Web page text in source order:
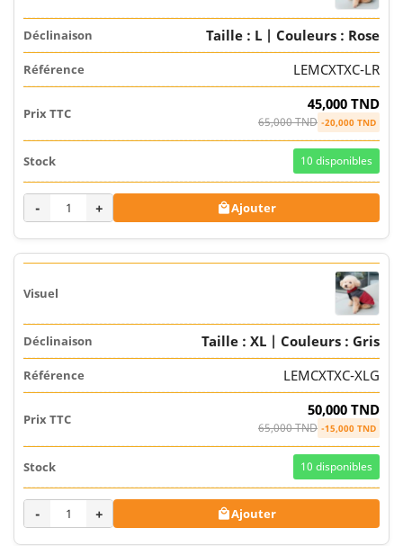
Taille : L | Couleurs : Rose
LEMCXTXC-LR
45,000 TND
65,000 TND -20,000 TND
10 disponibles
- + Ajouter
Taille : XL | Couleurs : Gris
LEMCXTXC-XLG
50,000 TND
65,000 TND -15,000 TND
10 disponibles
- + Ajouter